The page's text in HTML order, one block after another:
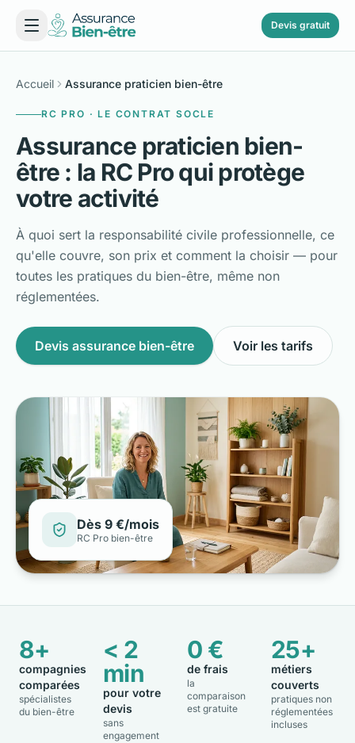
Devis gratuit
Accueil Assurance praticien bien-être
RC PRO · LE CONTRAT SOCLE
Assurance praticien bien-
être : la RC Pro qui protège
votre activité
À quoi sert la responsabilité civile professionnelle, ce
qu'elle couvre, son prix et comment la choisir — pour
toutes les pratiques du bien-être, même non
réglementées.
Devis assurance bien-être Voir les tarifs
Dès 9 €/mois
RC Pro bien-être
8+
compagnies
comparées
spécialistes
du bien-être
< 2
min
pour votre
devis
sans
engagement
0 €
de frais
la
comparaison
est gratuite
25+
métiers
couverts
pratiques non
réglementées
incluses